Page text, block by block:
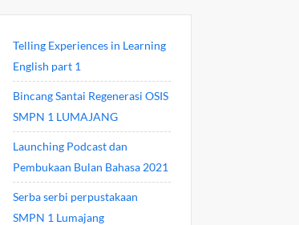
Telling Experiences in Learning
English part 1
Bincang Santai Regenerasi OSIS
SMPN 1 LUMAJANG
Launching Podcast dan
Pembukaan Bulan Bahasa 2021
Serba serbi perpustakaan
SMPN 1 Lumajang